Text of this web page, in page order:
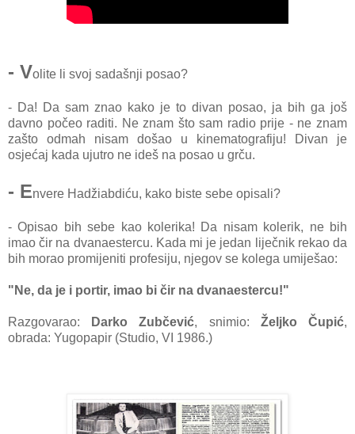
- Volite li svoj sadašnji posao?
- Da! Da sam znao kako je to divan posao, ja bih ga još
davno počeo raditi. Ne znam što sam radio prije - ne znam
zašto odmah nisam došao u kinematografiju! Divan je
osjećaj kada ujutro ne ideš na posao u grču.
- Envere Hadžiabdiću, kako biste sebe opisali?
- Opisao bih sebe kao kolerika! Da nisam kolerik, ne bih
imao čir na dvanaestercu. Kada mi je jedan liječnik rekao da
bih morao promijeniti profesiju, njegov se kolega umiješao:
"Ne, da je i portir, imao bi čir na dvanaestercu!"
Razgovarao: DarkoZubčević, snimio: Željko Čupić,
obrada: Yugopapir (Studio, VI 1986.)